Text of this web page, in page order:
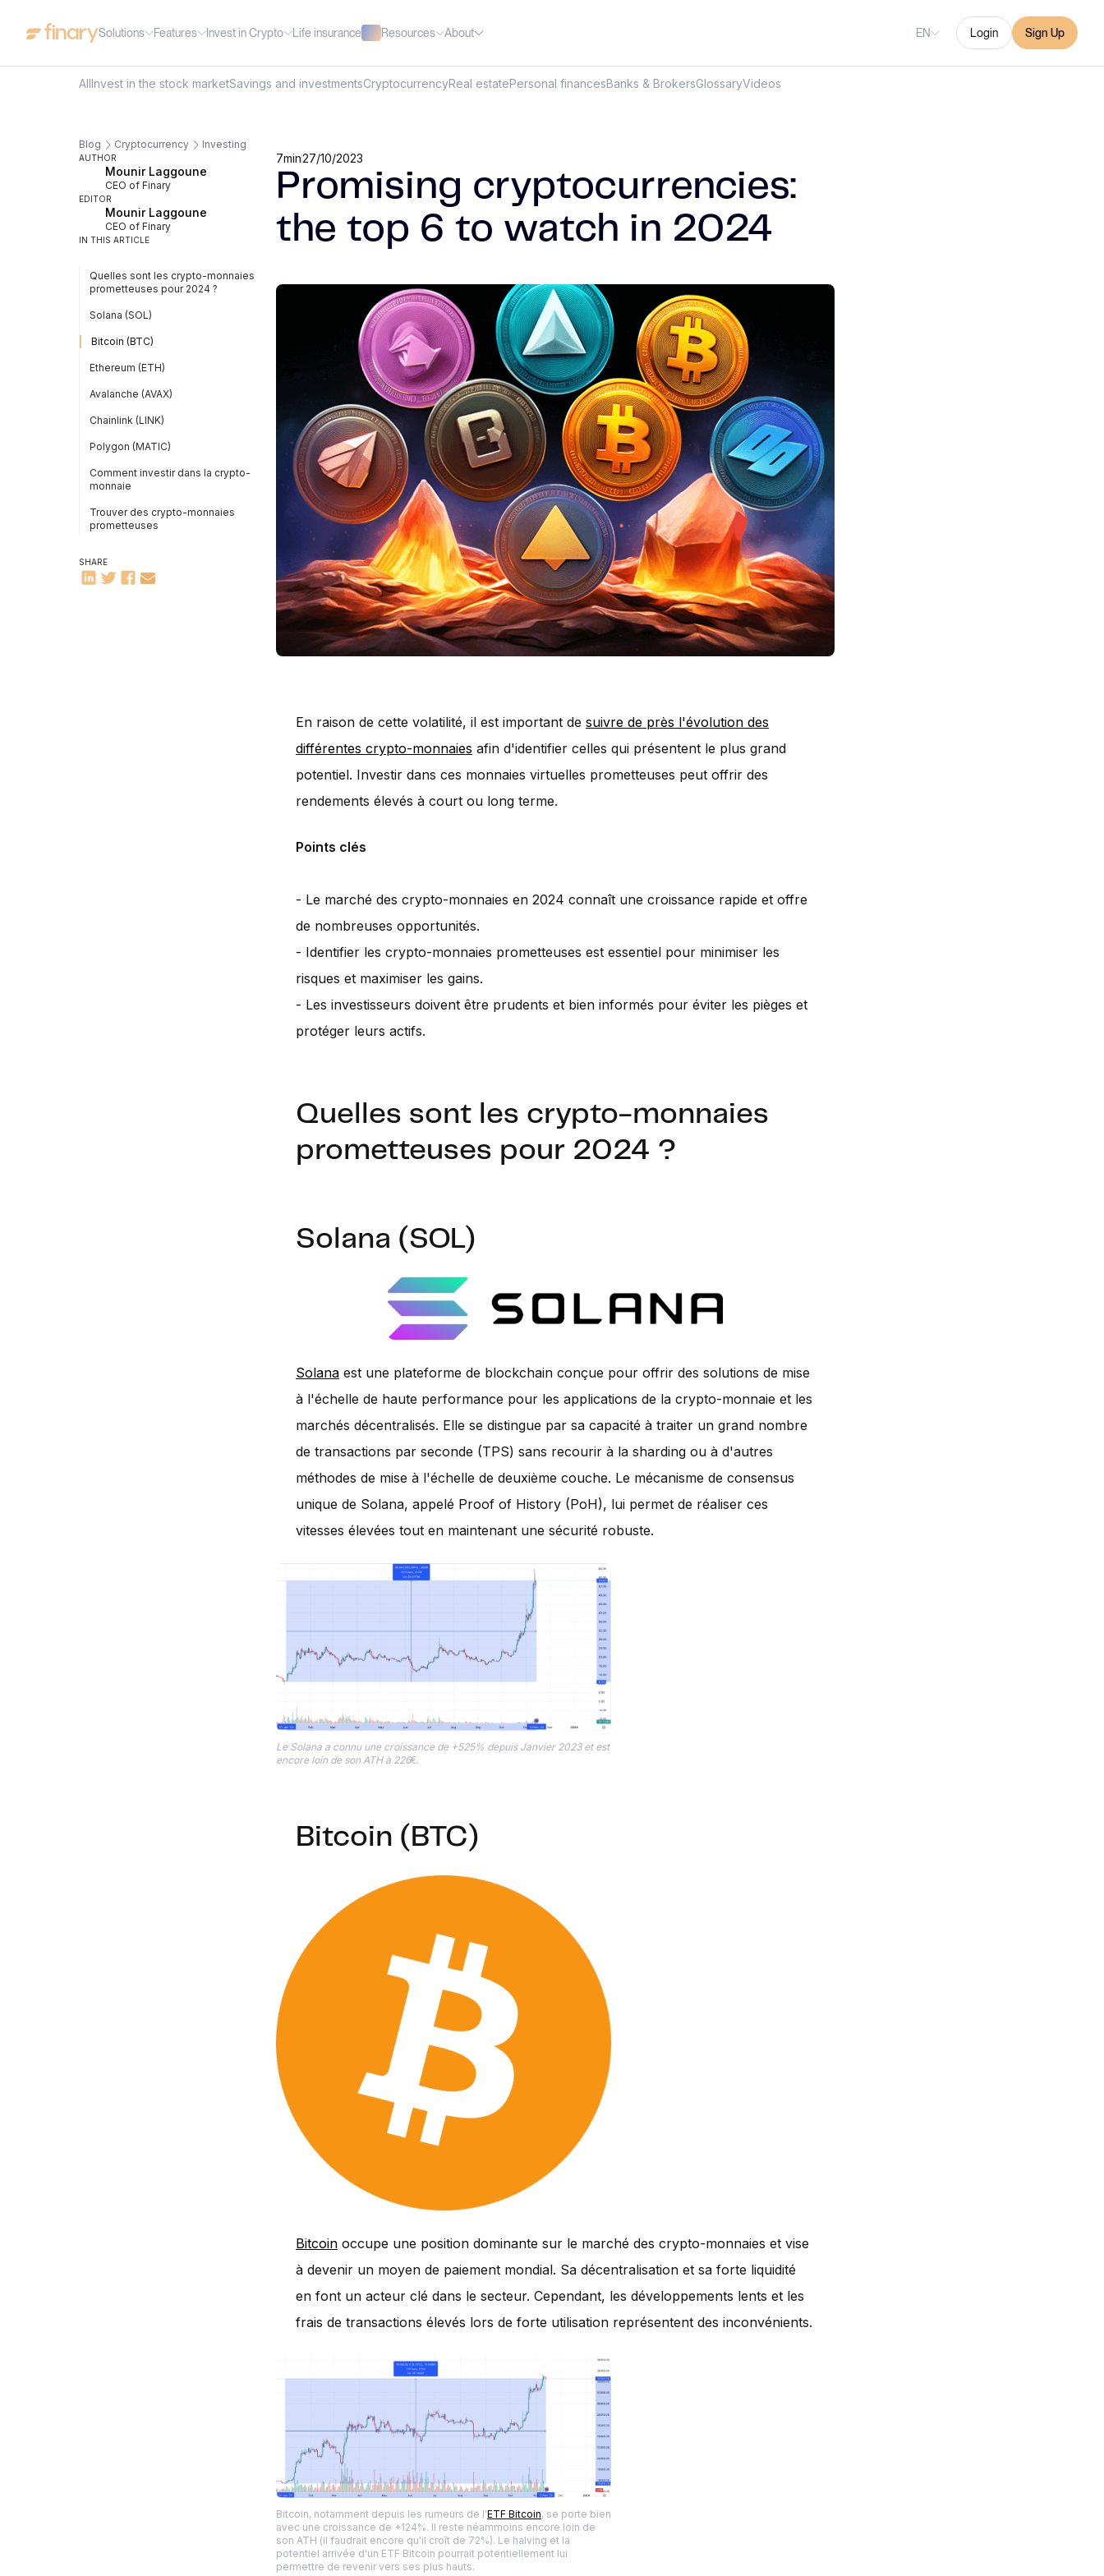
Solutions Features Invest in Crypto Life insurance Resources About EN Login Sign Up
AllInvest in the stock marketSavings and investmentsCryptocurrencyReal estatePersonal financesBanks & BrokersGlossaryVideos
Blog Cryptocurrency Investing
AUTHOR
Mounir Laggoune
CEO of Finary
EDITOR
Mounir Laggoune
CEO of Finary
IN THIS ARTICLE
Quelles sont les crypto-monnaies
prometteuses pour 2024 ?
Solana (SOL)
Bitcoin (BTC)
Ethereum (ETH)
Avalanche (AVAX)
Chainlink (LINK)
Polygon (MATIC)
Comment investir dans la crypto-
monnaie
Choisir la bonne plateforme
Étapes pour investir
Trouver des crypto-monnaies
prometteuses
SHARE
7min27/10/2023
Promising cryptocurrencies:
the top 6 to watch in 2024
En raison de cette volatilité, il est important de suivre de près l'évolution des
différentes crypto-monnaies afin d'identifier celles qui présentent le plus grand
potentiel. Investir dans ces monnaies virtuelles prometteuses peut offrir des
rendements élevés à court ou long terme.
Points clés
- Le marché des crypto-monnaies en 2024 connaît une croissance rapide et offre
de nombreuses opportunités.
- Identifier les crypto-monnaies prometteuses est essentiel pour minimiser les
risques et maximiser les gains.
- Les investisseurs doivent être prudents et bien informés pour éviter les pièges et
protéger leurs actifs.
Quelles sont les crypto-monnaies
prometteuses pour 2024 ?
Solana (SOL)
Solana est une plateforme de blockchain conçue pour offrir des solutions de mise
à l'échelle de haute performance pour les applications de la crypto-monnaie et les
marchés décentralisés. Elle se distingue par sa capacité à traiter un grand nombre
de transactions par seconde (TPS) sans recourir à la sharding ou à d'autres
méthodes de mise à l'échelle de deuxième couche. Le mécanisme de consensus
unique de Solana, appelé Proof of History (PoH), lui permet de réaliser ces
vitesses élevées tout en maintenant une sécurité robuste.
Le Solana a connu une croissance de +525% depuis Janvier 2023 et est
encore loin de son ATH à 226€.
Bitcoin (BTC)
Bitcoin occupe une position dominante sur le marché des crypto-monnaies et vise
à devenir un moyen de paiement mondial. Sa décentralisation et sa forte liquidité
en font un acteur clé dans le secteur. Cependant, les développements lents et les
frais de transactions élevés lors de forte utilisation représentent des inconvénients.
Bitcoin, notamment depuis les rumeurs de l'ETF Bitcoin, se porte bien
avec une croissance de +124%. Il reste néammoins encore loin de
son ATH (il faudrait encore qu'il croît de 72%). Le halving et la
potentiel arrivée d'un ETF Bitcoin pourrait potentiellement lui
permettre de revenir vers ses plus hauts.